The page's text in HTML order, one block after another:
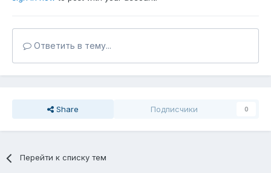
Ответить в тему...
Share Подписчики 0
Перейти к списку тем